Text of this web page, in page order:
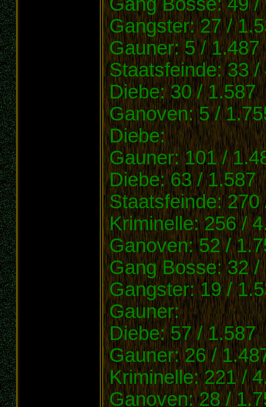
Gangster: 27 /
Gauner: 5 / 1.487
Staatsfeinde: 33 /
Diebe: 30 / 1.587
Ganoven: 5 /
Diebe:
Gauner: 101 /
Diebe: 63 / 1.587
Staatsfeinde: 270
Kriminelle: 256 /
Ganoven: 52 /
Gang Bosse: 32 /
Gangster: 19 /
Gauner:
Diebe: 57 / 1.587
Gauner: 26 /
Kriminelle: 221 /
Ganoven: 28 /